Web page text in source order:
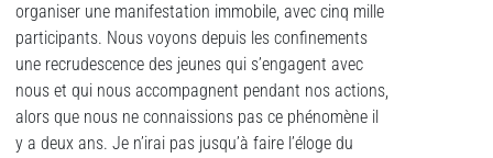
organiser une manifestation immobile, avec cinq mille
participants. Nous voyons depuis les confinements
une recrudescence des jeunes qui s’engagent avec
nous et qui nous accompagnent pendant nos actions,
alors que nous ne connaissions pas ce phénomène il
y a deux ans. Je n’irai pas jusqu’à faire l’éloge du